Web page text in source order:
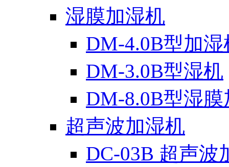
湿膜加湿机
DM-4.0B型加湿
DM-3.0B型湿机
DM-8.0B型湿
超声波加湿机
DC-03B 超声波